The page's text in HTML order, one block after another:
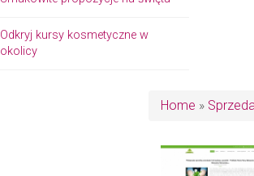
Odkryj kursy kosmetyczne w
okolicy
Home »